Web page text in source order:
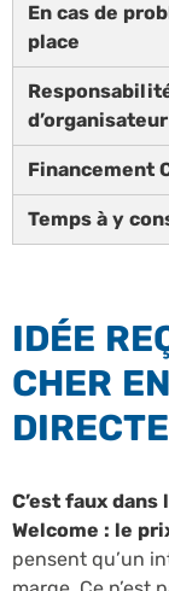
En cas de
place
d’organisateur
Financement
Temps à y
IDÉE
CHER
C’est faux dans
Welcome : le
pensent qu’un